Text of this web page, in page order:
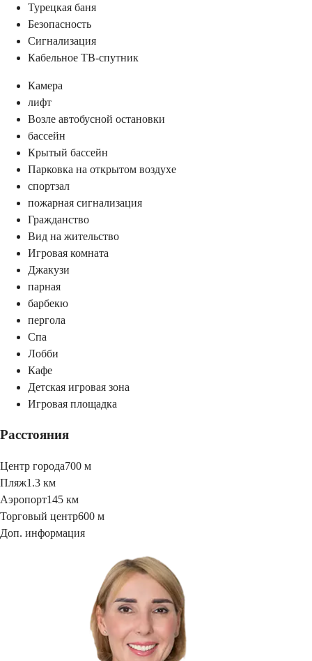
Турецкая баня
Безопасность
Сигнализация
Кабельное ТВ-спутник
Камера
лифт
Возле автобусной остановки
бассейн
Крытый бассейн
Парковка на открытом воздухе
спортзал
пожарная сигнализация
Гражданство
Вид на жительство
Игровая комната
Джакузи
парная
барбекю
пергола
Спа
Лобби
Кафе
Детская игровая зона
Игровая площадка
Расстояния
Центр города700 м
Пляж1.3 км
Аэропорт145 км
Торговый центр600 м
Доп. информация